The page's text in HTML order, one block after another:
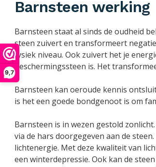
9,7
Barnsteen werking
Barnsteen staat al sinds de oudheid
steen zuivert en transformeert
fysiek niveau. Ook zuivert het je
beschermingssteen is. Het
Barnsteen kan oeroude kennis
is het een goede bondgenoot is om
Barnsteen is in wezen gestold
via de hars doorgegeven aan de
lichtenergie. Met deze kwaliteit van
een winterdepressie. Ook kan de